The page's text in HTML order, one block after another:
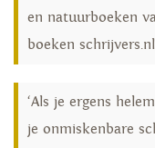
en natuurboeken
boeken schrijvers.nl
‘Als je ergens
je onmiskenbare